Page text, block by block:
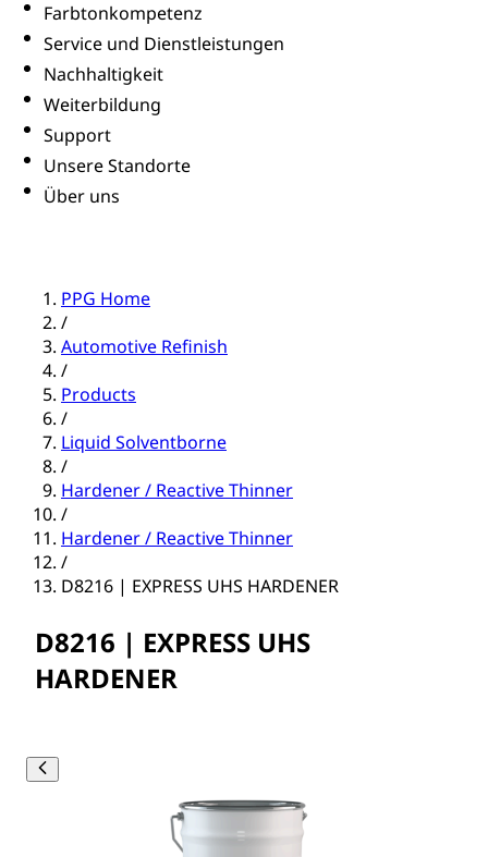
Farbtonkompetenz
Service und Dienstleistungen
Nachhaltigkeit
Weiterbildung
Support
Unsere Standorte
Über uns
PPG Home
/
Automotive Refinish
/
Products
/
Liquid Solventborne
/
Hardener / Reactive Thinner
/
Hardener / Reactive Thinner
/
D8216 | EXPRESS UHS HARDENER
D8216 | EXPRESS UHS
HARDENER